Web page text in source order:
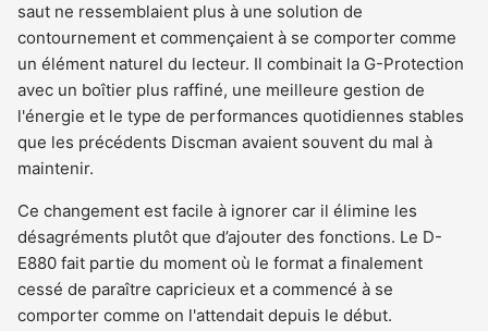
saut ne ressemblaient plus à une solution de
contournement et commençaient à se comporter comme
un élément naturel du lecteur. Il combinait la G-Protection
avec un boîtier plus raffiné, une meilleure gestion de
l'énergie et le type de performances quotidiennes stables
que les précédents Discman avaient souvent du mal à
maintenir.
Ce changement est facile à ignorer car il élimine les
désagréments plutôt que d’ajouter des fonctions. Le D-
E880 fait partie du moment où le format a finalement
cessé de paraître capricieux et a commencé à se
comporter comme on l'attendait depuis le début.